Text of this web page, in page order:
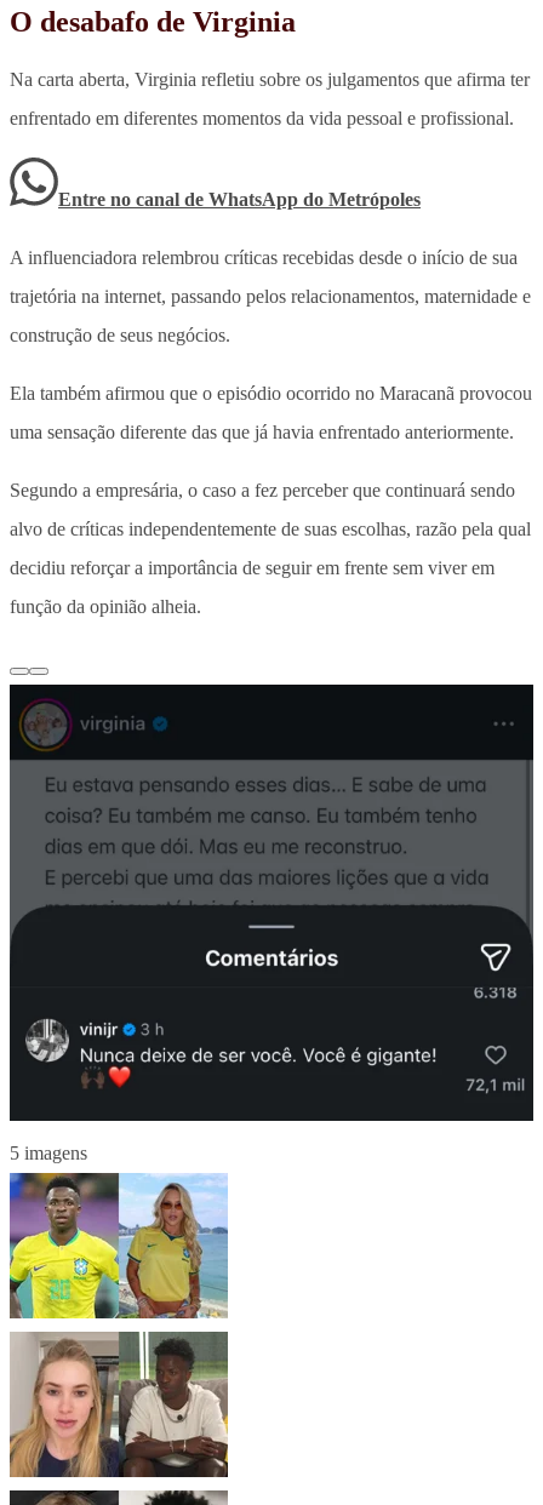
O desabafo de Virginia
Na carta aberta, Virginia refletiu sobre os julgamentos que afirma ter
enfrentado em diferentes momentos da vida pessoal e profissional.
Entre no canal de WhatsApp do Metrópoles
A influenciadora relembrou críticas recebidas desde o início de sua
trajetória na internet, passando pelos relacionamentos, maternidade e
construção de seus negócios.
Ela também afirmou que o episódio ocorrido no Maracanã provocou
uma sensação diferente das que já havia enfrentado anteriormente.
Segundo a empresária, o caso a fez perceber que continuará sendo
alvo de críticas independentemente de suas escolhas, razão pela qual
decidiu reforçar a importância de seguir em frente sem viver em
função da opinião alheia.
5 imagens